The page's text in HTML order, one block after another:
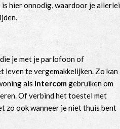
is hier onnodig, waardoor je allerlei
je met je parlofoon of
leven te vergemakkelijken. Zo kan
als intercomgebruiken om
Of verbind het toestel met
zo ook wanneer je niet thuis bent